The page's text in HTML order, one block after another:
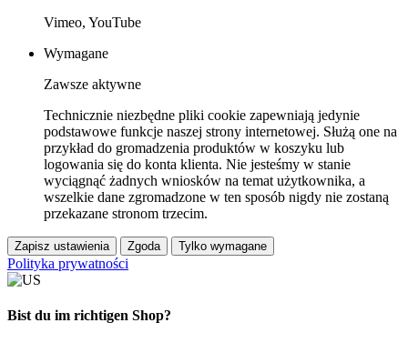
Vimeo, YouTube
Wymagane
Zawsze aktywne
Technicznie niezbędne pliki cookie zapewniają jedynie
podstawowe funkcje naszej strony internetowej. Służą one na
przykład do gromadzenia produktów w koszyku lub
logowania się do konta klienta. Nie jesteśmy w stanie
wyciągnąć żadnych wniosków na temat użytkownika, a
wszelkie dane zgromadzone w ten sposób nigdy nie zostaną
przekazane stronom trzecim.
Zapisz ustawienia Zgoda Tylko wymagane
Polityka prywatności
Bist du im richtigen Shop?